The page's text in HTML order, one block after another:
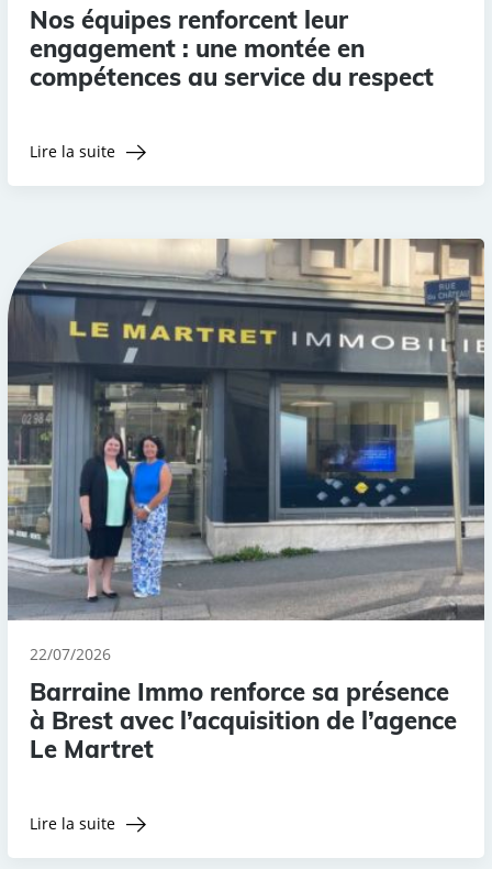
Nos équipes renforcent leur
engagement : une montée en
compétences au service du respect
Lire la suite
22/07/2026
Barraine Immo renforce sa présence
à Brest avec l’acquisition de l’agence
Le Martret
Lire la suite